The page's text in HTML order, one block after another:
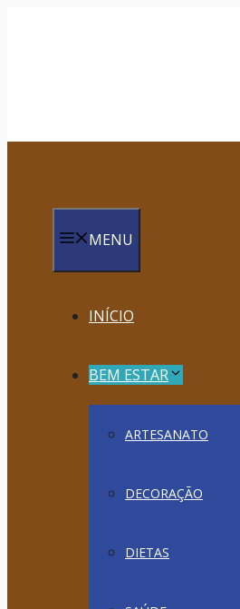
MENU
INÍCIO
BEM ESTAR
ARTESANATO
DECORAÇÃO
DIETAS